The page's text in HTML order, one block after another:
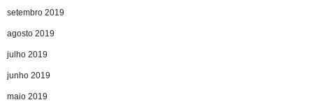
setembro 2019
agosto 2019
julho 2019
junho 2019
maio 2019